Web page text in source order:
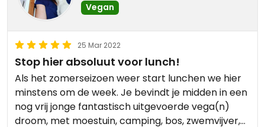
Vegan
25 Mar 2022
Stop hier absoluut voor lunch!
Als het zomerseizoen weer start lunchen we hier
minstens om de week. Je bevindt je midden in een
nog vrij jonge fantastisch uitgevoerde vega(n)
droom, met moestuin, camping, bos, zwemvijver,